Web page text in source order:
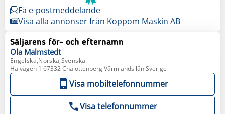
Få e-postmeddelande
Visa alla annonser från Koppom Maskin AB
Säljarens för- och efternamn
Ola Malmstedt
Engelska,Norska,Svenska
Hålvägen 1 67332 Chalottenberg Värmlands län Sverige
Visa mobiltelefonnummer
Visa telefonnummer